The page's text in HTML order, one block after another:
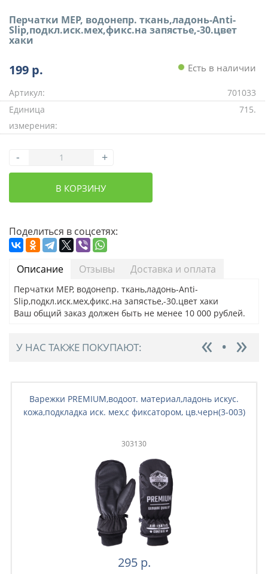
Перчатки MEP, водонепр. ткань,ладонь-Anti-
Slip,подкл.иск.мех,фикс.на запястье,-30.цвет
хаки
199 р. Есть в наличии
Артикул:
701033
Единица
измерения:
715.
- +
В КОРЗИНУ
Поделиться в соцсетях:
Описание Отзывы Доставка и оплата
Перчатки MEP, водонепр. ткань,ладонь-Anti-
Slip,подкл.иск.мех,фикс.на запястье,-30.цвет хаки
Ваш общий заказ должен быть не менее 10 000 рублей.
У НАС ТАКЖЕ ПОКУПАЮТ:
Варежки PREMIUM,водоот. материал,ладонь искус.
кожа,подкладка иск. мех,с фиксатором, цв.черн(3-003)
303130
295 р.